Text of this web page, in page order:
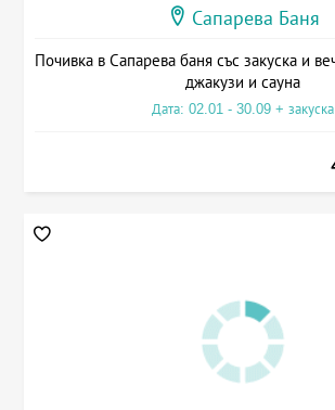
Сапарева Баня
Почивка в Сапарева баня със закуска и
джакузи и сауна
Дата: 02.01 - 30.09 + закуска